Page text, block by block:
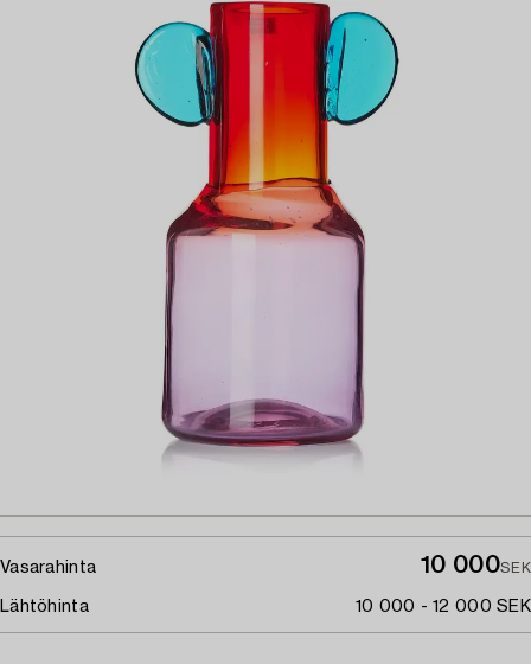
Vasarahinta 10 000SEK
Lähtöhinta 10 000 - 12 000 SEK